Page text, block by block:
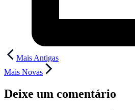
Navegação
de
Mais Antigas
Mais Novas
Deixe um comentário